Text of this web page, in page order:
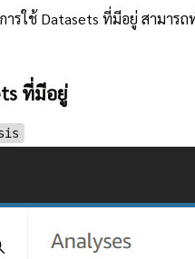
รใช้ Datasets ที่มีอยู่ สามาร
ที่มีอยู่